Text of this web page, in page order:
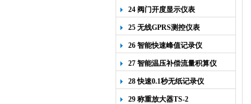
24 阀门开度显示仪表
25 无线GPRS测控仪表
26 智能快速峰值记录仪
27 智能温压补偿流量积算仪
28 快速0.1秒无纸记录仪
29 称重放大器TS-2